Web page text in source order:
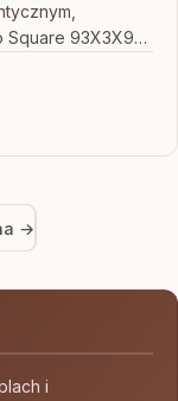
Square 93X3X93
→
i